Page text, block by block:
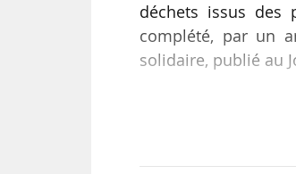
déchets issus des
complété, par un
solidaire, publié au
• en cas de